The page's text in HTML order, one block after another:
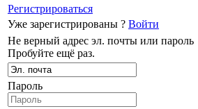
Регистрироваться
Уже зарегистрированы ? Войти
Не верный адрес эл. почты или пароль
Пробуйте ещё раз.
Пароль